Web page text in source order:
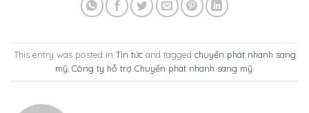
This entry was posted in Tin tứcand tagged chuyển phát nhanh sang
mỹ, Công ty hỗ trợ Chuyển phát nhanh sang mỹ.